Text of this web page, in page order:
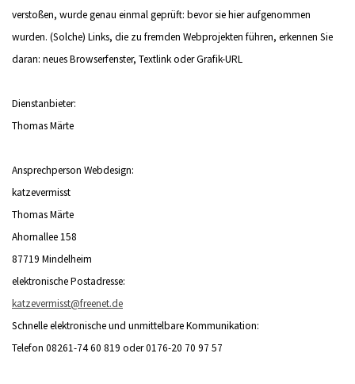
verstoßen, wurde genau einmal geprüft: bevor sie hier aufgenommen
wurden. (Solche) Links, die zu fremden Webprojekten führen, erkennen Sie
daran: neues Browserfenster, Textlink oder Grafik-URL
Dienstanbieter:
Thomas Märte
Ansprechperson Webdesign:
katzevermisst
Thomas Märte
Ahornallee 158
87719 Mindelheim
elektronische Postadresse:
katzevermisst@freenet.de
Schnelle elektronische und unmittelbare Kommunikation:
Telefon 08261-74 60 819 oder 0176-20 70 97 57